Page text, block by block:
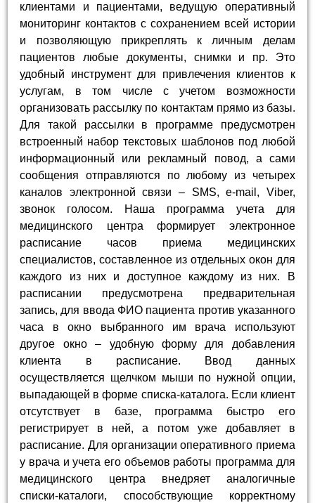
клиентами и пациентами, ведущую оперативный
мониторинг контактов с сохранением всей истории
и позволяющую прикреплять к личным делам
пациентов любые документы, снимки и пр. Это
удобный инструмент для привлечения клиентов к
услугам, в том числе с учетом возможности
организовать рассылку по контактам прямо из базы.
Для такой рассылки в программе предусмотрен
встроенный набор текстовых шаблонов под любой
информационный или рекламный повод, а сами
сообщения отправляются по любому из четырех
каналов электронной связи – SMS, e-mail, Viber,
звонок голосом. Наша программа учета для
медицинского центра формирует электронное
расписание часов приема медицинских
специалистов, составленное из отдельных окон для
каждого из них и доступное каждому из них. В
расписании предусмотрена предварительная
запись, для ввода ФИО пациента против указанного
часа в окно выбранного им врача используют
другое окно – удобную форму для добавления
клиента в расписание. Ввод данных
осуществляется щелчком мыши по нужной опции,
выпадающей в форме списка-каталога. Если клиент
отсутствует в базе, программа быстро его
регистрирует в ней, а потом уже добавляет в
расписание. Для организации оперативного приема
у врача и учета его объемов работы программа для
медицинского центра внедряет аналогичные
списки-каталоги, способствующие корректному